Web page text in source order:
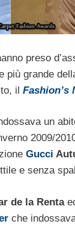
preso
più grande
il Fashion’s
un
2009/
Gucci
e senza
de la Renta
che